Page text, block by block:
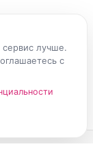
лучше.
с